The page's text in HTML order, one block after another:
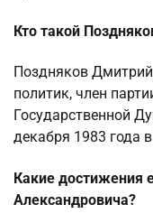
Кто такой
Поздняков
политик, член
Государственной
декабря 1983 года
Какие достижения
Александровича?